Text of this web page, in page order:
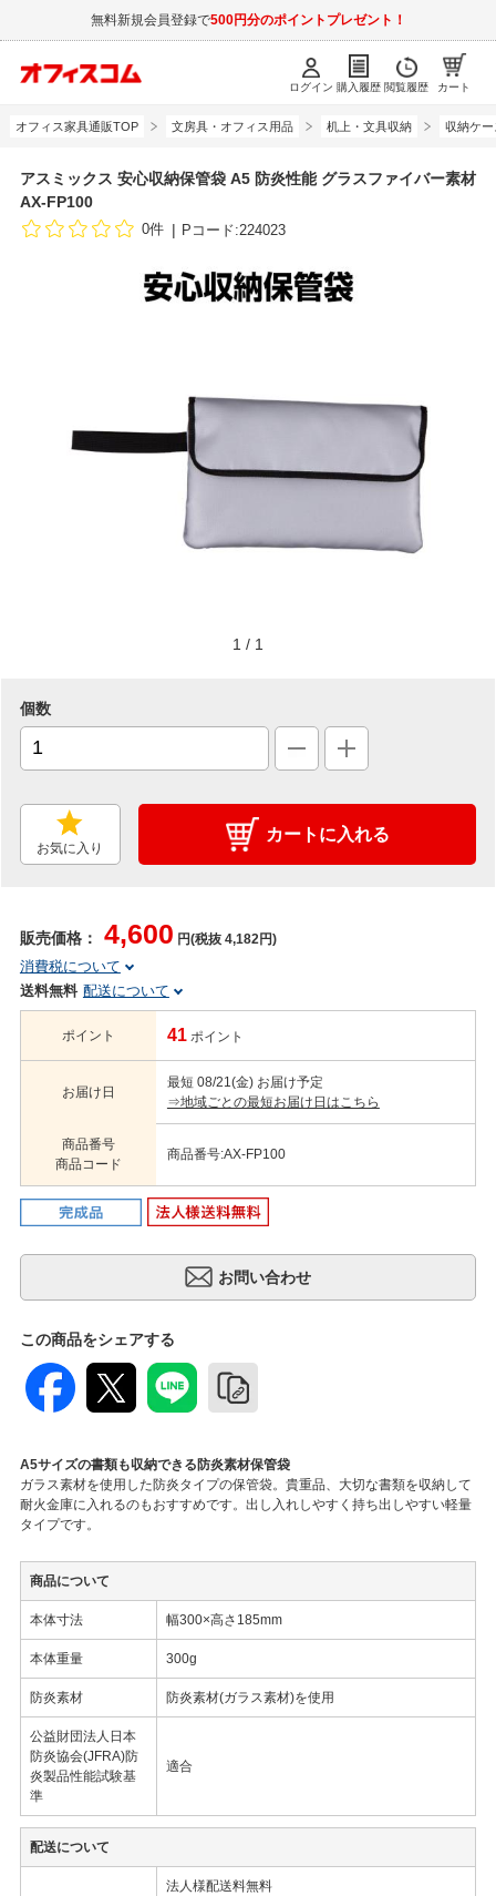
無料新規会員登録で500円分のポイントプレゼント！
ログイン 購入履歴 閲覧履歴 カート
オフィス家具通販TOP 文房具・オフィス用品 机上・文具収納 収納ケ
アスミックス 安心収納保管袋 A5 防炎性能 グラスファイバー素材
AX-FP100
0件 Pコード:224023
1 / 1
個数
お気に入り
カートに入れる
販売価格： 4,600 円(税抜 4,182円)
消費税について
送料無料 配送について
ポイント 41 ポイント
お届け日
最短 08/21(金) お届け予定
⇒地域ごとの最短お届け日はこちら
商品番号
商品コード
商品番号:AX-FP100
この商品をシェアする
A5サイズの書類も収納できる防炎素材保管袋
ガラス素材を使用した防炎タイプの保管袋。貴重品、大切な書類を収納して
耐火金庫に入れるのもおすすめです。出し入れしやすく持ち出しやすい軽量
タイプです。
商品について
本体寸法 幅300×高さ185mm
本体重量 300g
防炎素材 防炎素材(ガラス素材)を使用
公益財団法人日本
防炎協会(JFRA)防
炎製品性能試験基
準
適合
配送について
法人様配送料無料